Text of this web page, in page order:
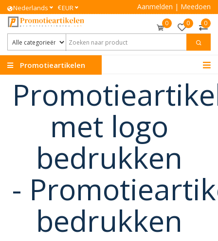
Nederlands €EUR Aanmelden | Meedoen
0 0 0
Promotieartikelen
met logo
bedrukken
-
bedrukken